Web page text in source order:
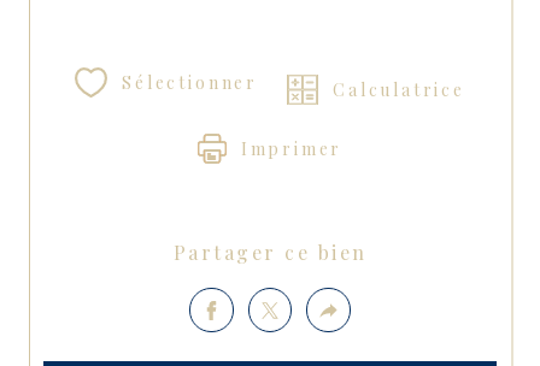
Sélectionner Calculatrice
Imprimer
Partager ce bien